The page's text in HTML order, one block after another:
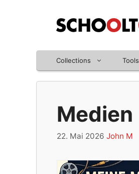
Collections Tools
Medien
22. Mai 2026 John M